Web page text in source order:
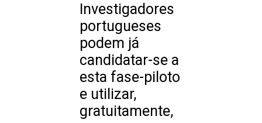
Investigadores
portugueses
podem já
candidatar-se a
esta fase-piloto
e utilizar,
gratuitamente,